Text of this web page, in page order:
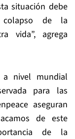
situación debe
de la
vida”, agrega
nivel mundial
para las
aseguran
de este
de la